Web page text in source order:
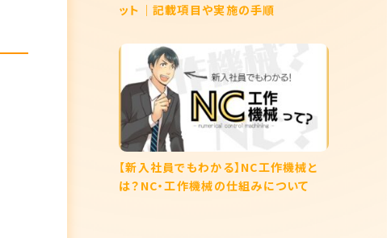
ット｜記載項目や実施の手順
【新入社員でもわかる】NC工作機械と
は？NC・工作機械の仕組みについて